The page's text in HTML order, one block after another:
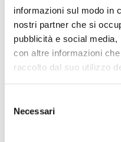
informazioni sul modo in
nostri partner che si
pubblicità e social
con altre informazioni
raccolto dal suo utilizzo
delNecessari